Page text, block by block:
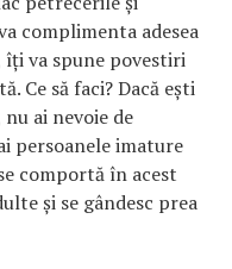
complimenta adesea
va spune povestiri
Ce să faci? Dacă ești
ai nevoie de
persoanele imature
comportă în acest
și se gândesc prea